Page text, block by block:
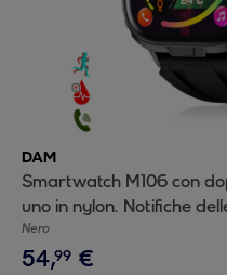
DAM
Smartwatch M106 con
uno in nylon. Notifiche
salute, modalità sportive.
Nero
54,99 €